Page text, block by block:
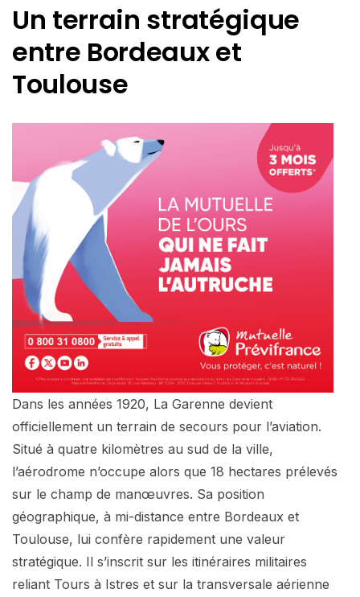
Un terrain stratégique
entre Bordeaux et
Toulouse
Dans les années 1920, La Garenne devient
officiellement un terrain de secours pour l’aviation.
Situé à quatre kilomètres au sud de la ville,
l’aérodrome n’occupe alors que 18 hectares prélevés
sur le champ de manœuvres. Sa position
géographique, à mi-distance entre Bordeaux et
Toulouse, lui confère rapidement une valeur
stratégique. Il s’inscrit sur les itinéraires militaires
reliant Tours à Istres et sur la transversale aérienne